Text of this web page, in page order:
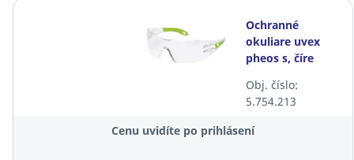
Ochranné
okuliare uvex
pheos s, číre
Obj. číslo:
5.754.213
Cenu uvidíte po prihlásení